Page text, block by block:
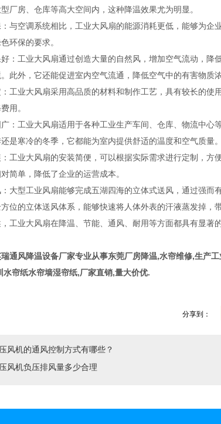
厂房、仓库等高大空间内，这种降温效果尤为明显。
空调系统相比，工业大风扇的能源消耗更低，能够为企
环保的要求。
工业大风扇通过创造大量的自然风，增加空气流动，降
此外，它还能促进室内空气流通，降低空气中的有害物质浓
业大风扇采用高品质的材料和制作工艺，具有较长的使
用。
工业大风扇适用于各种工业生产车间、仓库、物流中心
是寒冷的冬季，它都能为室内提供舒适的温度和空气质量。
业大风扇的安装简便，可以根据实际需求进行定制，方
简单，降低了企业的运营成本。
型工业风扇能够完成五湖四海的立体式送风，通过强而
位的立体送风体系，能够快速将人体外表的汗液蒸发掉，
业大风扇在降温、节能、通风、耐用等方面都具有显著
风降温设备厂家专业从事东莞厂房降温,水帘维修,生产工
水帘纸水帘墙湿帘纸,厂家直销,量大价优.
分享到：
风机的通风控制方式有哪些？
风机负压排风量多少合理